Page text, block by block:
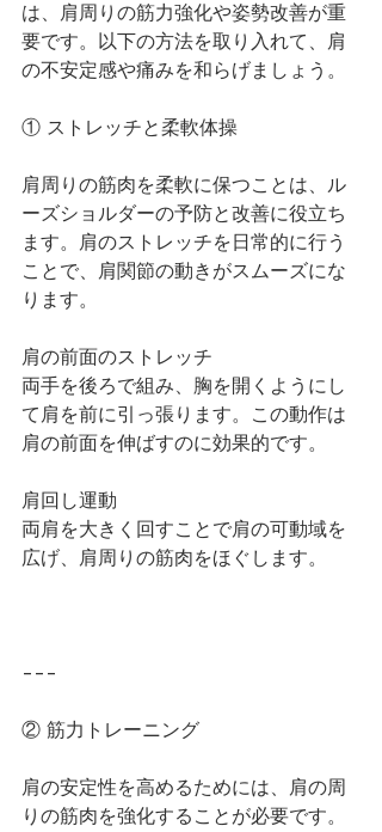
は、肩周りの筋力強化や姿勢改善が重
要です。以下の方法を取り入れて、肩
の不安定感や痛みを和らげましょう。
① ストレッチと柔軟体操
肩周りの筋肉を柔軟に保つことは、ル
ーズショルダーの予防と改善に役立ち
ます。肩のストレッチを日常的に行う
ことで、肩関節の動きがスムーズにな
ります。
肩の前面のストレッチ
両手を後ろで組み、胸を開くようにし
て肩を前に引っ張ります。この動作は
肩の前面を伸ばすのに効果的です。
肩回し運動
両肩を大きく回すことで肩の可動域を
広げ、肩周りの筋肉をほぐします。
---
② 筋力トレーニング
肩の安定性を高めるためには、肩の周
りの筋肉を強化することが必要です。